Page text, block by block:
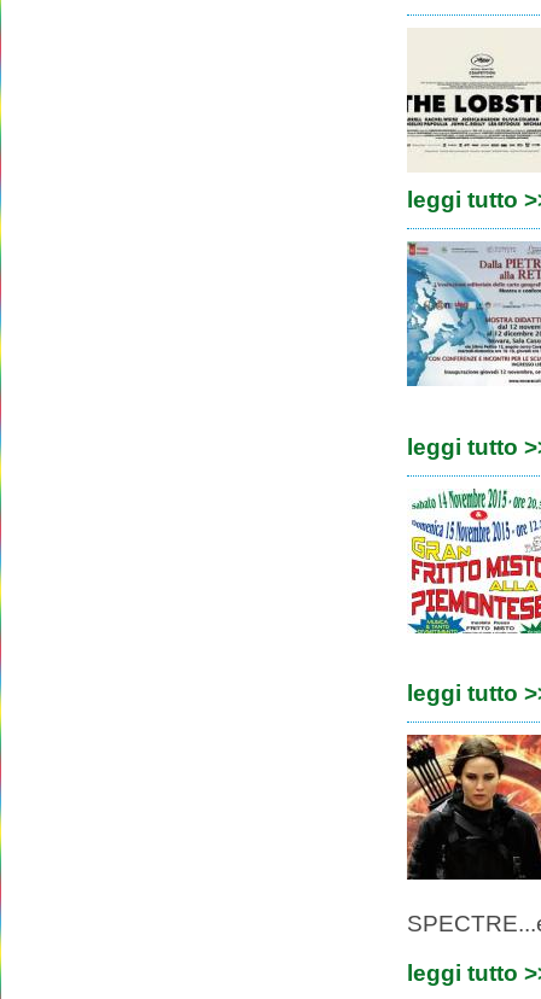
leggi tutto
leggi tutto
leggi tutto
leggi tutto